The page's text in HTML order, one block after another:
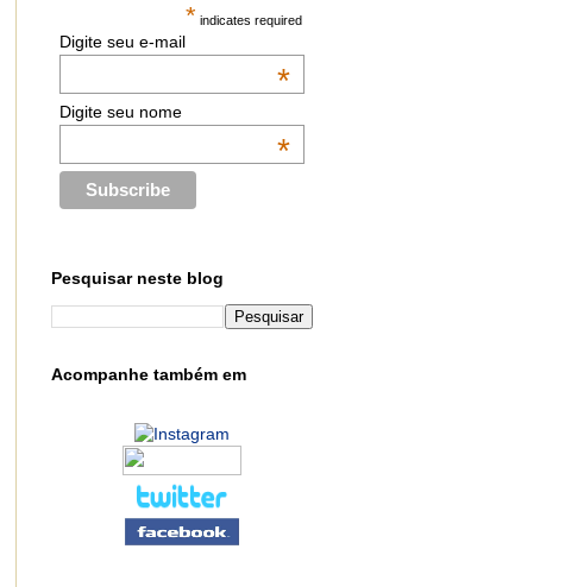
* indicates required
Digite seu e-mail
*
Digite seu nome
*
Pesquisar neste blog
Acompanhe também em